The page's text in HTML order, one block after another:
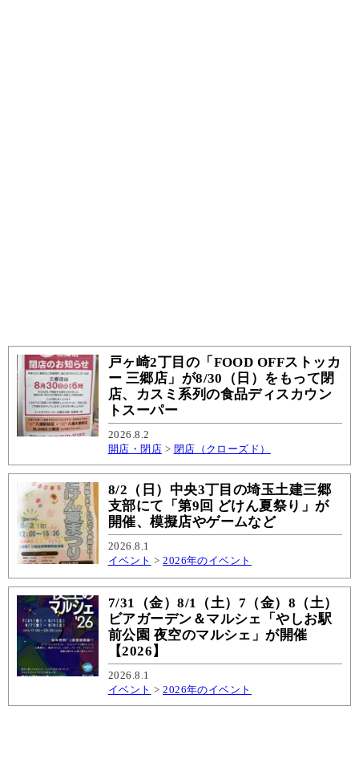
戸ヶ崎2丁目の「FOOD OFFストッカ
ー 三郷店」が8/30（日）をもって閉
店、カスミ系列の食品ディスカウン
トスーパー
2026.8.2
開店・閉店 > 閉店（クローズド）
8/2（日）中央3丁目の埼玉土建三郷
支部にて「第9回 どけん夏祭り」が
開催、模擬店やゲームなど
2026.8.1
イベント >2026年のイベント
7/31（金）8/1（土）7（金）8（土）
ビアガーデン＆マルシェ「やしお駅
前公園 夜空のマルシェ」が開催
【2026】
2026.8.1
イベント >2026年のイベント